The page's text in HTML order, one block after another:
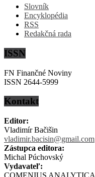
Slovník
Encyklopédia
RSS
Redakčná rada
ISSN
FN Finančné Noviny
ISSN 2644-5999
Kontakt
Editor:
Vladimír Bačišin
vladimir.bacisin@gmail.com
Zástupca editora:
Michal Púchovský
Vydavateľ: